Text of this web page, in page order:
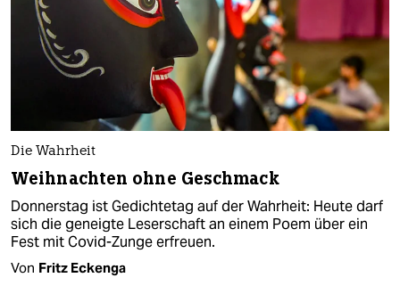
Die Wahrheit
Weihnachten ohne Geschmack
Donnerstag ist Gedichtetag auf der Wahrheit: Heute darf
sich die geneigte Leserschaft an einem Poem über ein
Fest mit Covid-Zunge erfreuen.
Von Fritz Eckenga